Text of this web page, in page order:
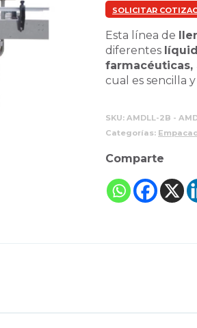
SOLICITAR
Esta línea de
diferentes
cual es sencilla
SKU:AMDLL-2B -
Categorías:
Comparte